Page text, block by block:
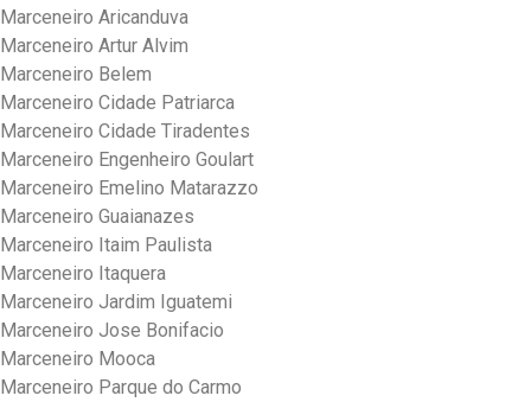
Marceneiro Aricanduva
Marceneiro Artur Alvim
Marceneiro Belem
Marceneiro Cidade Patriarca
Marceneiro Cidade Tiradentes
Marceneiro Engenheiro Goulart
Marceneiro Emelino Matarazzo
Marceneiro Guaianazes
Marceneiro Itaim Paulista
Marceneiro Itaquera
Marceneiro Jardim Iguatemi
Marceneiro Jose Bonifacio
Marceneiro Mooca
Marceneiro Parque do Carmo